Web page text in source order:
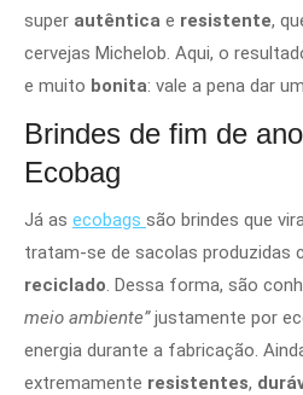
super autêntica e resistente,
cervejas Michelob. Aqui, o
e muito bonita: vale a pena dar
Brindes de fim de
Ecobag
Já as ecobags são brindes que
tratam-se de sacolas produzidas
reciclado . Dessa forma, são
meio ambiente”justamente por
energia durante a fabricação.
extremamente resistentes,